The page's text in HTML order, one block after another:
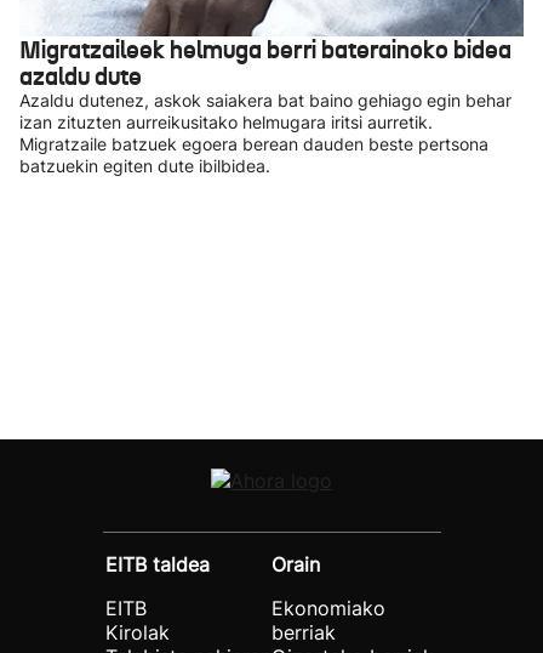
Migratzaileek helmuga berri baterainoko bidea
azaldu dute
Azaldu dutenez, askok saiakera bat baino gehiago egin behar
izan zituzten aurreikusitako helmugara iritsi aurretik.
Migratzaile batzuek egoera berean dauden beste pertsona
batzuekin egiten dute ibilbidea.
EITB taldea
EITB
Kirolak
Orain
Ekonomiako
berriak